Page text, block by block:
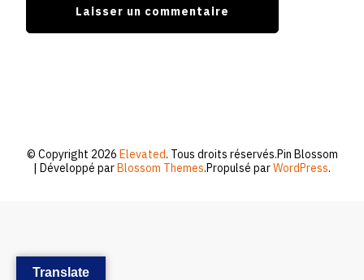
© Copyright 2026Elevated. Tous droits réservés.Pin Blossom
| Développé parBlossom Themes.Propulsé parWordPress.
Translate